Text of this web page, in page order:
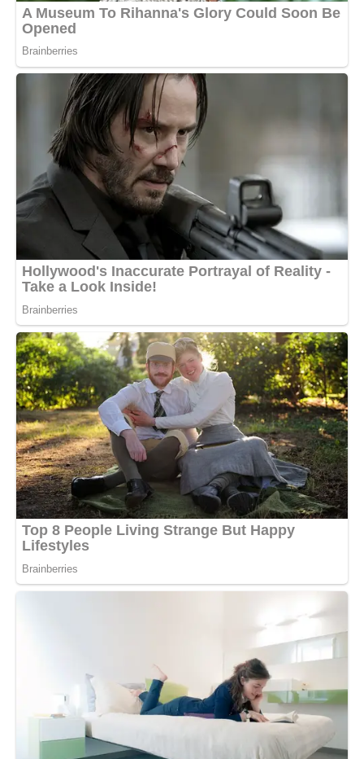
Il 2022 porterà molti cambiamenti in Leone, incluso l’amore. I
nativi del segno possono incontrare la loro persona dove meno
se lo aspettano. Ma è importante non aver paura di aprirsi a
nuovi sentimenti. Le stelle predicono molta felicità per il Leone,
ma solo se non hanno paura di correre dei rischi.